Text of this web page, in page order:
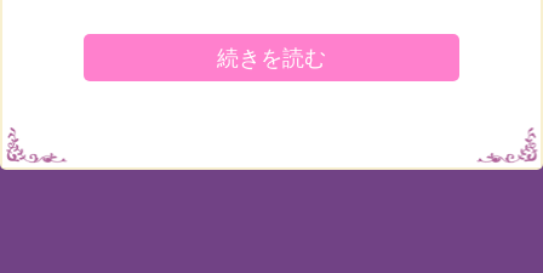
続きを読む